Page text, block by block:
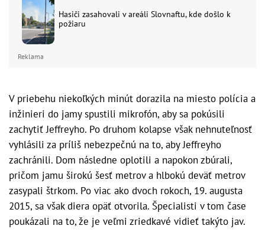
Hasiči zasahovali v areáli Slovnaftu, kde došlo k
požiaru
Reklama
V priebehu niekoľkých minút dorazila na miesto polícia a
inžinieri do jamy spustili mikrofón, aby sa pokúsili
zachytiť Jeffreyho. Po druhom kolapse však nehnuteľnosť
vyhlásili za príliš nebezpečnú na to, aby Jeffreyho
zachránili. Dom následne oplotili a napokon zbúrali,
pričom jamu širokú šesť metrov a hlbokú deväť metrov
zasypali štrkom. Po viac ako dvoch rokoch, 19. augusta
2015, sa však diera opäť otvorila. Špecialisti v tom čase
poukázali na to, že je veľmi zriedkavé vidieť takýto jav.